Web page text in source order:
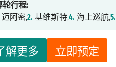
解更多 立即预定
轮行程:
迈阿密,2. 基维斯特,4. 海上巡航,5.